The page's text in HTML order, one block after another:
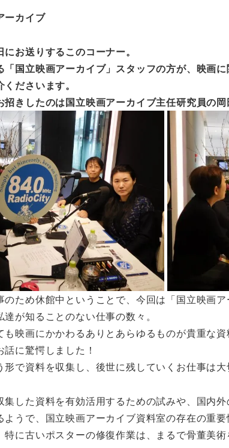
ーカイブ
お送りするこのコーナー。
「国立映画アーカイブ」スタッフの方が、映画
ださいます。
きしたのは国立映画アーカイブ主任研究員の
のため休館中ということで、今回は「国立映画
が知ることのない仕事の数々。
も映画にかかわるありとあらゆるものが貴重な
に驚愕しました！
で資料を収集し、後世に残していくお仕事は大
集した資料を有効活用するための試みや、国内
うで、国立映画アーカイブ資料室の存在の重要
特に古いポスターの修復作業は、まるで骨董美